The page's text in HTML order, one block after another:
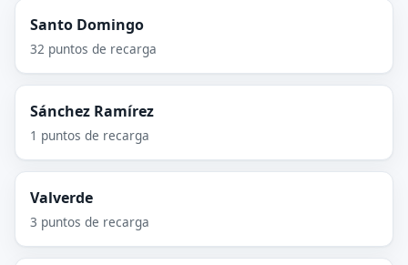
Santo Domingo
32 puntos de recarga
Sánchez Ramírez
1 puntos de recarga
Valverde
3 puntos de recarga